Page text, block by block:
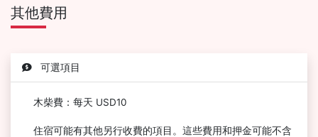
其他費用
可選項目
木柴費：每天 USD10
住宿可能有其他另行收費的項目。這些費用和押金可能不含